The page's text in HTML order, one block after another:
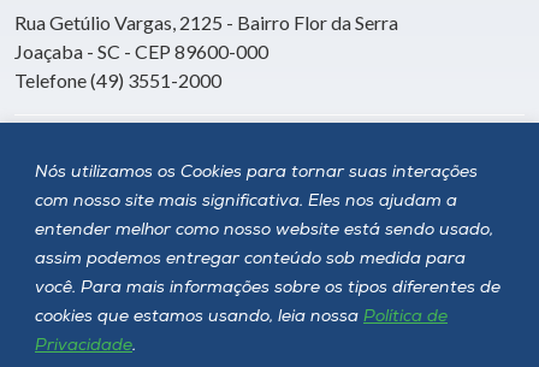
Nós utilizamos os Cookies para tornar suas interações
com nosso site mais significativa. Eles nos ajudam a
entender melhor como nosso website está sendo usado,
assim podemos entregar conteúdo sob medida para
você. Para mais informações sobre os tipos diferentes de
cookies que estamos usando, leia nossa Política de
Privacidade.
Rua Getúlio Vargas, 2125 - Bairro Flor da Serra
Joaçaba - SC - CEP 89600-000
Telefone (49) 3551-2000
Siga a Unoesc